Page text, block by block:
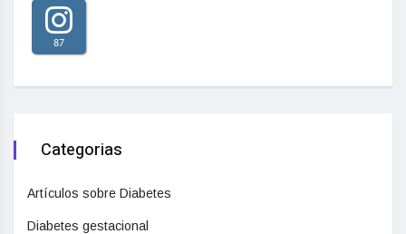
87
Categorias
Artículos sobre Diabetes
Diabetes gestacional